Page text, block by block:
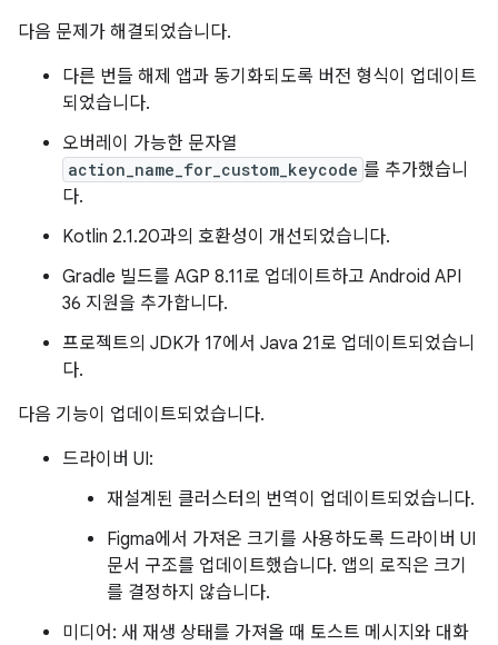
다음 문제가 해결되었습니다.
다른 번들 해제 앱과 동기화되도록 버전 형식이 업데이트
되었습니다.
오버레이 가능한 문자열
action_name_for_custom_keycode 를 추가했습니
다.
Kotlin 2.1.20과의 호환성이 개선되었습니다.
Gradle 빌드를 AGP 8.11로 업데이트하고 Android API
36 지원을 추가합니다.
프로젝트의 JDK가 17에서 Java 21로 업데이트되었습니
다.
다음 기능이 업데이트되었습니다.
드라이버 UI:
재설계된 클러스터의 번역이 업데이트되었습니다.
Figma에서 가져온 크기를 사용하도록 드라이버 UI
문서 구조를 업데이트했습니다. 앱의 로직은 크기
를 결정하지 않습니다.
미디어: 새 재생 상태를 가져올 때 토스트 메시지와 대화